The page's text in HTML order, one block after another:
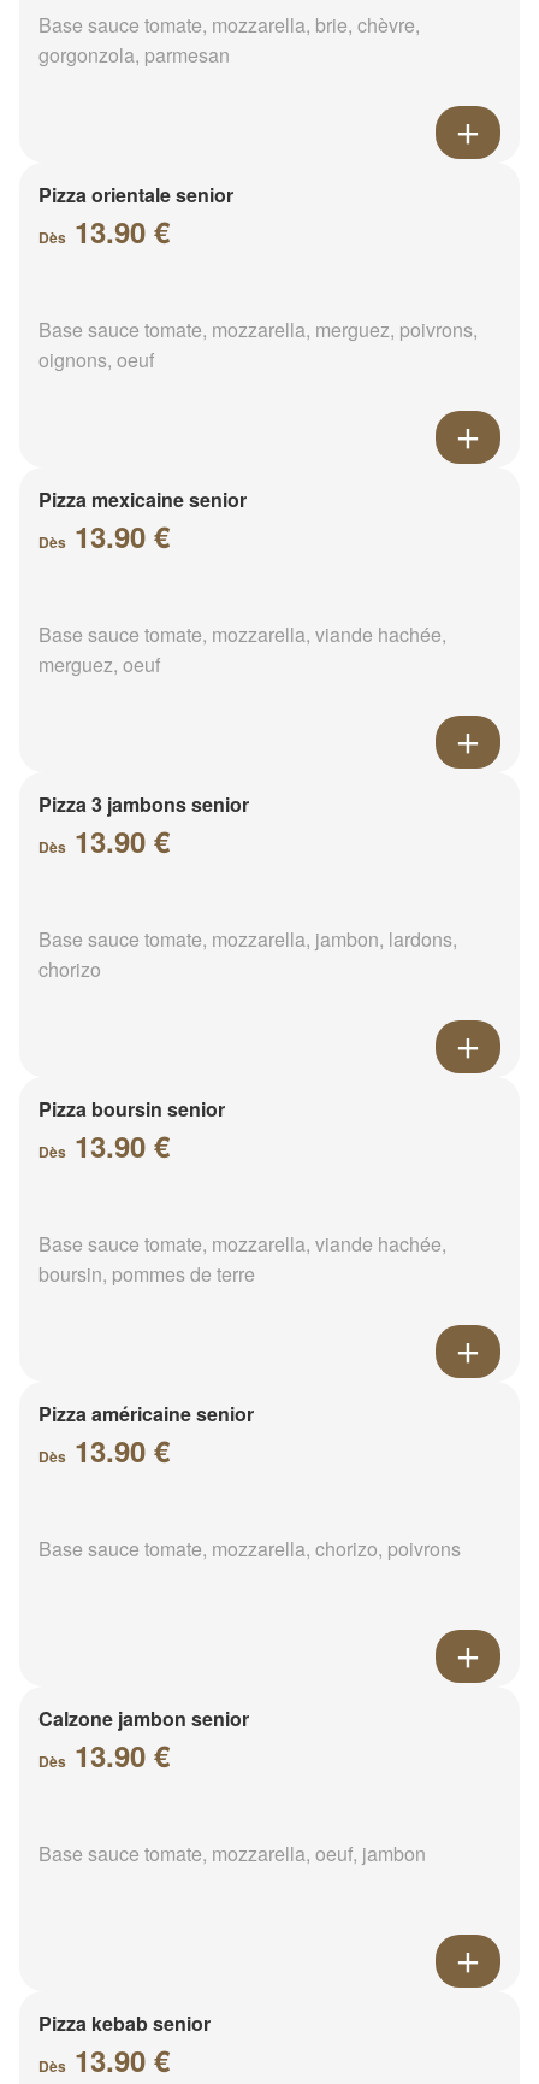
Base sauce tomate, mozzarella, brie, chèvre,
gorgonzola, parmesan
Pizza orientale senior
Dès 13.90 €
Base sauce tomate, mozzarella, merguez, poivrons,
oignons, oeuf
Pizza mexicaine senior
Dès 13.90 €
Base sauce tomate, mozzarella, viande hachée,
merguez, oeuf
Pizza 3 jambons senior
Dès 13.90 €
Base sauce tomate, mozzarella, jambon, lardons,
chorizo
Pizza boursin senior
Dès 13.90 €
Base sauce tomate, mozzarella, viande hachée,
boursin, pommes de terre
Pizza américaine senior
Dès 13.90 €
Base sauce tomate, mozzarella, chorizo, poivrons
Calzone jambon senior
Dès 13.90 €
Base sauce tomate, mozzarella, oeuf, jambon
Pizza kebab senior
Dès 13.90 €